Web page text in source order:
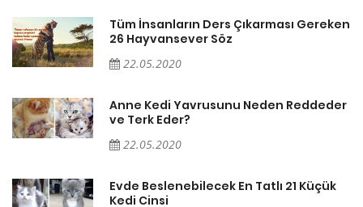
Tüm İnsanların Ders Çıkarması Gereken
26 Hayvansever Söz
22.05.2020
Anne Kedi Yavrusunu Neden Reddeder
ve Terk Eder?
22.05.2020
Evde Beslenebilecek En Tatlı 21 Küçük
Kedi Cinsi